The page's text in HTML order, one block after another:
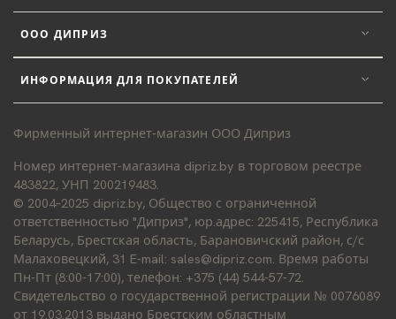
ООО ДИПРИЗ
ИНФОРМАЦИЯ ДЛЯ ПОКУПАТЕЛЕЙ
Фирменный интернет-магазин ООО Диприз
Номер интернет-магазина dipriz.by в торговом реестре
483822, УНП 200219483.
© 2004–2025 dipriz.by, Общество с ограниченной
ответственностью "Диприз", юр.адрес: 225415, Республика
Беларусь, Брестская область, Барановичский район, с/с
Малаховецкий, 31 E-mail: sales@dipriz.com. Время работы
Пн-Пт (8:00-17:00), телефон: +375 (44) 544-57-72.
Свидетельство о государственной регистрации № 0076089
от 19.03.2013 выдано Брестским областным